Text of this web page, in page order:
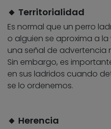
🔸 Territorialidad
Es normal que un perro
o alguien se aproxima a
una señal de advertencia
Sin embargo, es
en sus ladridos cuando
se lo ordenemos.
🔸 Herencia